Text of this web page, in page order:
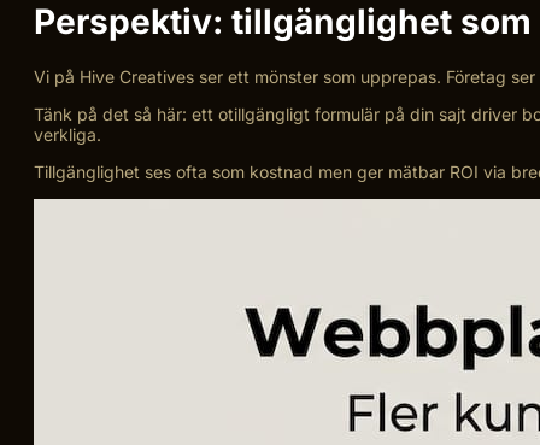
Perspektiv: tillgänglighet
Vi på Hive Creatives ser ett mönster som upprepas. Företag
Tänk på det så här: ett otillgängligt formulär på din sajt driver
verkliga.
Tillgänglighet ses ofta som kostnad men ger mätbar ROI via